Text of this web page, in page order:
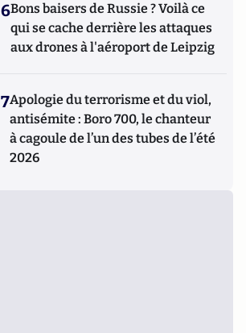
6Bons baisers de Russie ? Voilà ce
qui se cache derrière les attaques
aux drones à l'aéroport de Leipzig
7Apologie du terrorisme et du viol,
antisémite : Boro 700, le chanteur
à cagoule de l’un des tubes de l’été
2026